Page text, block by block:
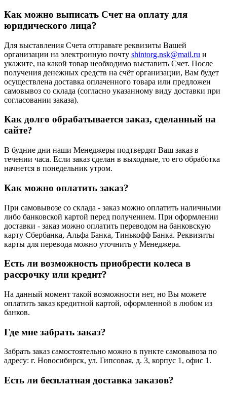
Как можно выписать Счет на оплату для
юридического лица?
Для выставления Счета отправьте реквизиты Вашей
организации на электронную почту shintorg.nsk@mail.ru и
укажите, на какой товар необходимо выставить Счет. После
получения денежных средств на счёт организации, Вам будет
осуществлена доставка оплаченного товара или предложен
самовывоз со склада (согласно указанному виду доставки при
согласовании заказа).
Как долго обрабатывается заказ, сделанный на
сайте?
В будние дни наши Менеджеры подтвердят Ваш заказ в
течении часа. Если заказ сделан в выходные, то его обработка
начнется в понедельник утром.
Как можно оплатить заказ?
При самовывозе со склада - заказ можно оплатить наличными
либо банковской картой перед получением. При оформлении
доставки - заказ можно оплатить переводом на банковскую
карту Сбербанка, Альфа Банка, Тинькофф Банка. Реквизиты
карты для перевода можно уточнить у Менеджера.
Есть ли возможность приобрести колеса в
рассрочку или кредит?
На данный момент такой возможности нет, но Вы можете
оплатить заказ кредитной картой, оформленной в любом из
банков.
Где мне забрать заказ?
Забрать заказ самостоятельно можно в пункте самовывоза по
адресу: г. Новосибирск, ул. Гипсовая, д. 3, корпус 1, офис 1.
Есть ли бесплатная доставка заказов?